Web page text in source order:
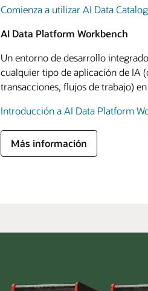
Comienza a utilizar AI Data Catalog
AI Data Platform Workbench
Un entorno de desarrollo
cualquier tipo de aplicación de IA
transacciones, flujos de trabajo)
Introducción a AI Data Platform
Más información